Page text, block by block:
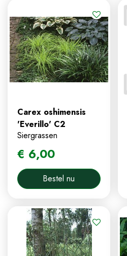
Carex oshimensis
'Everillo' C2
Siergrassen
€ 6,00
Bestel nu